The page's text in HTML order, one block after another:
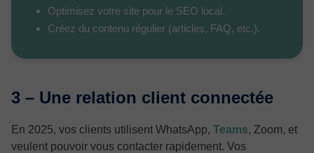
Optimisez votre site pour le SEO local.
Créez du contenu régulier (articles, FAQ, etc.).
3 – Une relation client connectée
En 2025, vos clients utilisent WhatsApp, Teams, Zoom, et
veulent pouvoir vous contacter rapidement. Vos